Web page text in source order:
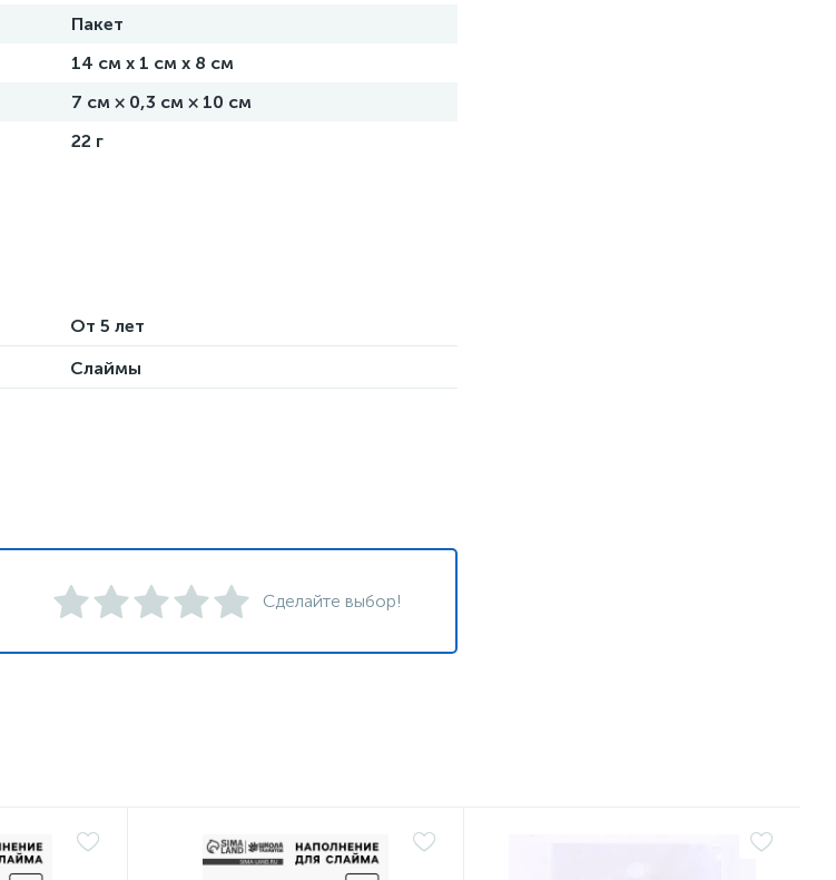
Пакет
14 см х 1 см х 8 см
7 см × 0,3 см × 10 см
22 г
От 5 лет
Слаймы
Сделайте выбор!